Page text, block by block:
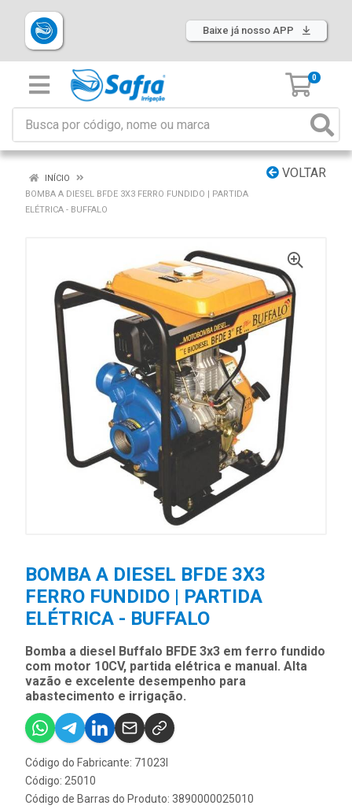
Baixe já nosso APP
0
VOLTAR
INÍCIO
BOMBA A DIESEL BFDE 3X3 FERRO FUNDIDO | PARTIDA
ELÉTRICA - BUFFALO
BOMBA A DIESEL BFDE 3X3
FERRO FUNDIDO | PARTIDA
ELÉTRICA - BUFFALO
Bomba a diesel Buffalo BFDE 3x3 em ferro fundido
com motor 10CV, partida elétrica e manual. Alta
vazão e excelente desempenho para
abastecimento e irrigação.
Código do Fabricante: 71023I
Código: 25010
Código de Barras do Produto: 3890000025010